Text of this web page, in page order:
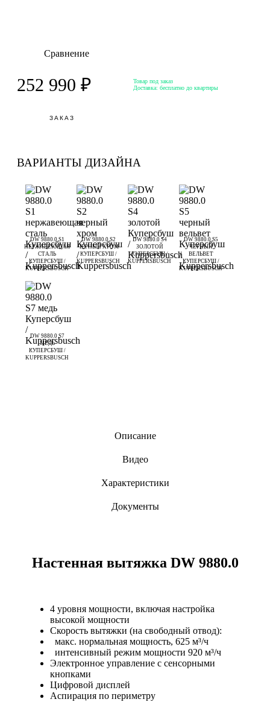
ВАРИАНТЫ ДИЗАЙНА
DW 9880.0 S1
НЕРЖАВЕЮЩАЯ
СТАЛЬ
КУПЕРСБУШ /
KUPPERSBUSCH
DW 9880.0 S2
ЧЕРНЫЙ ХРОМ
КУПЕРСБУШ /
KUPPERSBUSCH
DW 9880.0 S4
ЗОЛОТОЙ
КУПЕРСБУШ /
KUPPERSBUSCH
DW 9880.0 S5
ЧЕРНЫЙ
ВЕЛЬВЕТ
КУПЕРСБУШ /
KUPPERSBUSCH
DW 9880.0 S7
МЕДЬ
КУПЕРСБУШ /
KUPPERSBUSCH
Сравнение
252 990 ₽
Товар под заказ
Доставка: бесплатно до квартиры
ЗАКАЗ
Описание
Видео
Характеристики
Документы
Настенная вытяжка DW 9880.0
4 уровня мощности, включая настройка
высокой мощности
Скорость вытяжки (на свободный отвод):
макс. нормальная мощность, 625 м³/ч
интенсивный режим мощности 920 м³/ч
Электронное управление с сенсорными
кнопками
Цифровой дисплей
Аспирация по периметру